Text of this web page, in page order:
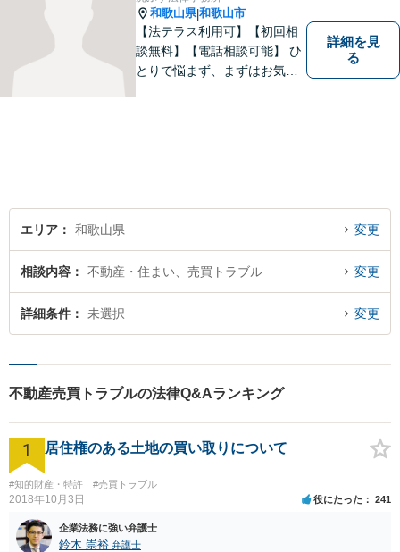
和歌山県|和歌山市
【法テラス利用可】【初回相
談無料】【電話相談可能】 ひ
とりで悩まず、まずはお気軽
詳細を見
る
エリア 和歌山県 変更
相談内容 不動産・住まい、売買トラブル 変更
詳細条件 未選択 変更
不動産売買トラブルの法律Q&Aランキング
1 居住権のある土地の買い取りについて
#知的財産・特許 #売買トラブル
2018年10月3日 役にたった 241
企業法務に強い弁護士
鈴木 崇裕 弁護士